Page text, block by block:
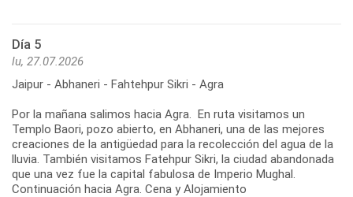
Día 5
lu, 27.07.2026
Jaipur - Abhaneri - Fahtehpur Sikri - Agra
Por la mañana salimos hacia Agra. En ruta visitamos un
Templo Baori, pozo abierto, en Abhaneri, una de las mejores
creaciones de la antigüedad para la recolección del agua de la
lluvia. También visitamos Fatehpur Sikri, la ciudad abandonada
que una vez fue la capital fabulosa de Imperio Mughal.
Continuación hacia Agra. Cena y Alojamiento